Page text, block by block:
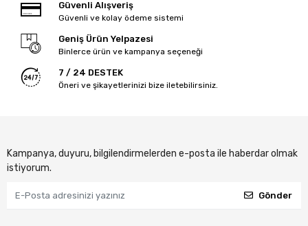
Güvenli Alışveriş
Güvenli ve kolay ödeme sistemi
Geniş Ürün Yelpazesi
Binlerce ürün ve kampanya seçeneği
7 / 24 DESTEK
Öneri ve şikayetlerinizi bize iletebilirsiniz.
Kampanya, duyuru, bilgilendirmelerden e-posta ile haberdar olmak
istiyorum.
Gönder